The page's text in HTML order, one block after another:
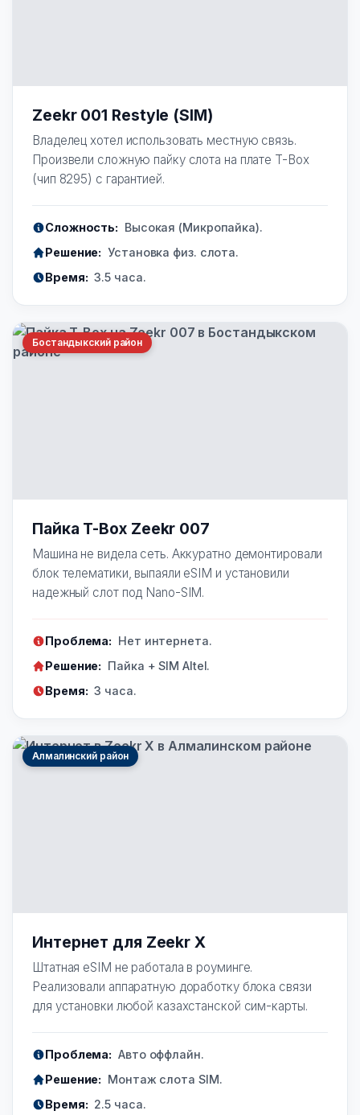
Zeekr 001 Restyle (SIM)
Владелец хотел использовать местную связь.
Произвели сложную пайку слота на плате T-Box
(чип 8295) с гарантией.
Сложность: Высокая (Микропайка).
Решение: Установка физ. слота.
Время: 3.5 часа.
Бостандыкский район
Пайка T-Box Zeekr 007
Машина не видела сеть. Аккуратно демонтировали
блок телематики, выпаяли eSIM и установили
надежный слот под Nano-SIM.
Проблема: Нет интернета.
Решение: Пайка + SIM Altel.
Время: 3 часа.
Алмалинский район
Интернет для Zeekr X
Штатная eSIM не работала в роуминге.
Реализовали аппаратную доработку блока связи
для установки любой казахстанской сим-карты.
Проблема: Авто оффлайн.
Решение: Монтаж слота SIM.
Время: 2.5 часа.